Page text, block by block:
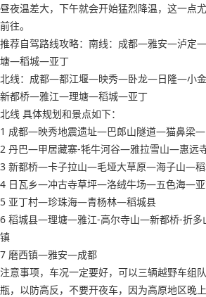
昼夜温差大，下午就会开始猛烈降温，这一点
前往。
推荐自驾路线攻略：南线：成都—雅安—泸
塘—稻城—亚丁
北线：成都—都江堰—映秀—卧龙—日隆—小
新都桥—雅江—理塘—稻城—亚丁
北线 具体规划和景点如下：
1 成都—映秀地震遗址—巴郎山隧道—猫鼻梁
2 丹巴—甲居藏寨-牦牛河谷—雅拉雪山—惠远
3 新都桥—卡子拉山—毛垭大草原—海子山—
4 日瓦乡—冲古寺草坪—洛绒牛场—五色海—亚
5 亚丁村—珍珠海—青杨林—稻城县
6 稻城县—理塘—雅江-高尔寺山—新都桥-折
镇
7 磨西镇—雅安—成都
注意事项，车况一定要好，可以三辆越野车组
瓶，以防高反，不要开夜车，因为高原地区晚